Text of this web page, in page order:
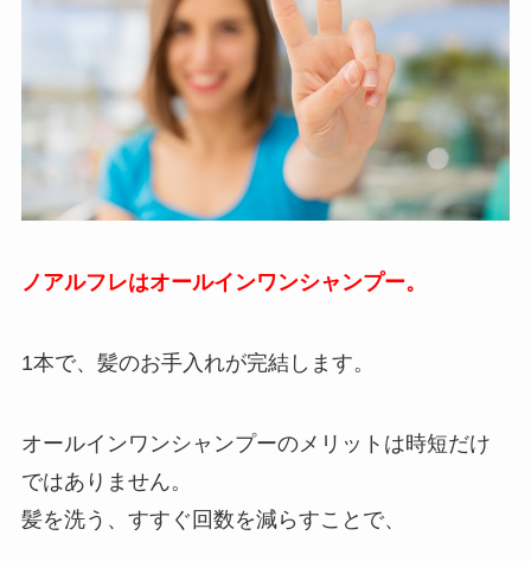
ノアルフレはオールインワンシャンプー。
1本で、髪のお手入れが完結します。
オールインワンシャンプーのメリットは時短だけ
ではありません。
髪を洗う、すすぐ回数を減らすことで、